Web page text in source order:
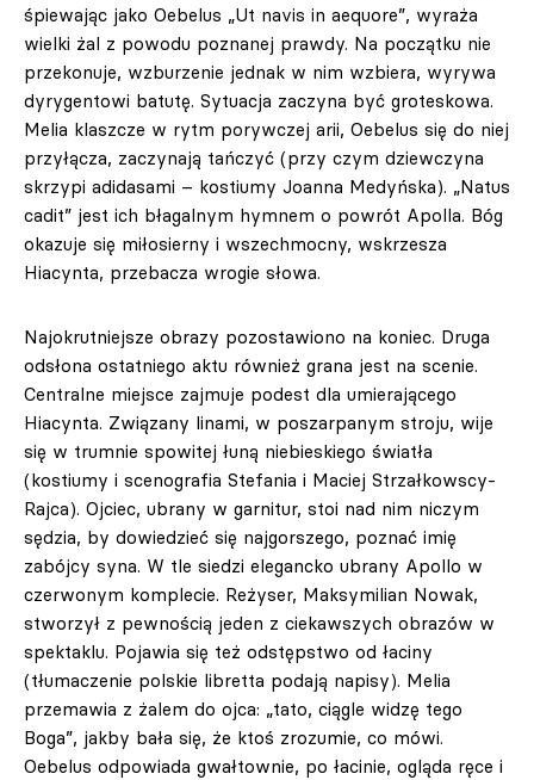
śpiewając jako Oebelus „Ut navis in aequore”, wyraża
wielki żal z powodu poznanej prawdy. Na początku nie
przekonuje, wzburzenie jednak w nim wzbiera, wyrywa
dyrygentowi batutę. Sytuacja zaczyna być groteskowa.
Melia klaszcze w rytm porywczej arii, Oebelus się do niej
przyłącza, zaczynają tańczyć (przy czym dziewczyna
skrzypi adidasami – kostiumy Joanna Medyńska). „Natus
cadit” jest ich błagalnym hymnem o powrót Apolla. Bóg
okazuje się miłosierny i wszechmocny, wskrzesza
Hiacynta, przebacza wrogie słowa.
Najokrutniejsze obrazy pozostawiono na koniec. Druga
odsłona ostatniego aktu również grana jest na scenie.
Centralne miejsce zajmuje podest dla umierającego
Hiacynta. Związany linami, w poszarpanym stroju, wije
się w trumnie spowitej łuną niebieskiego światła
(kostiumy i scenografia Stefania i Maciej Strzałkowscy-
Rajca). Ojciec, ubrany w garnitur, stoi nad nim niczym
sędzia, by dowiedzieć się najgorszego, poznać imię
zabójcy syna. W tle siedzi elegancko ubrany Apollo w
czerwonym komplecie. Reżyser, Maksymilian Nowak,
stworzył z pewnością jeden z ciekawszych obrazów w
spektaklu. Pojawia się też odstępstwo od łaciny
(tłumaczenie polskie libretta podają napisy). Melia
przemawia z żalem do ojca: „tato, ciągle widzę tego
Boga”, jakby bała się, że ktoś zrozumie, co mówi.
Oebelus odpowiada gwałtownie, po łacinie, ogląda ręce i